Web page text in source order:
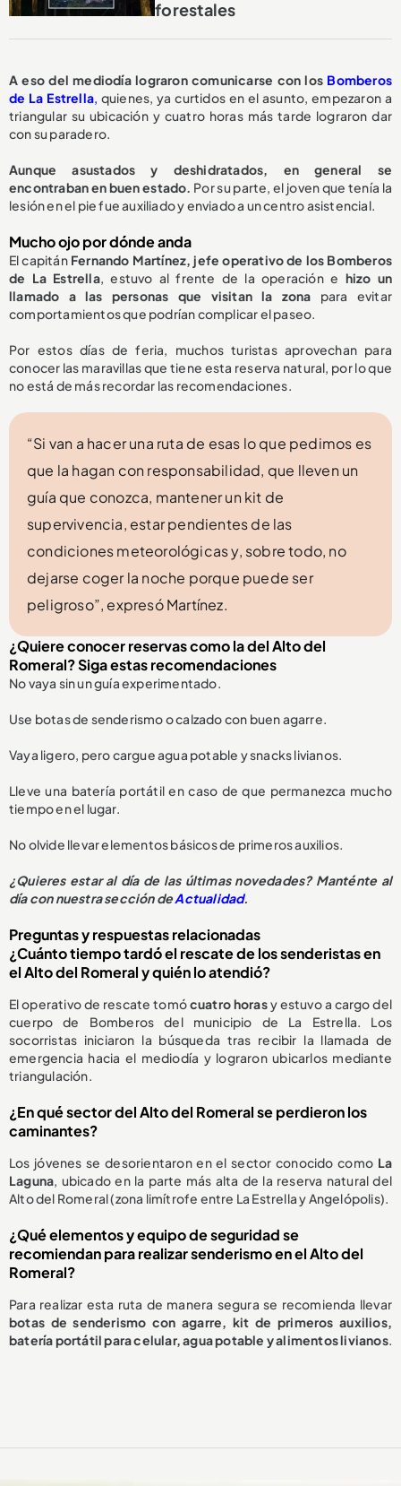
forestales
A eso del mediodía lograron comunicarse con los Bomberos
de La Estrella, quienes, ya curtidos en el asunto, empezaron a
triangular su ubicación y cuatro horas más tarde lograron dar
con su paradero.
Aunque asustados y deshidratados, en general se
encontraban en buen estado. Por su parte, el joven que tenía la
lesión en el pie fue auxiliado y enviado a un centro asistencial.
Mucho ojo por dónde anda
El capitánFernando Martínez, jefe operativo de los Bomberos
de La Estrella, estuvo al frente de la operación e hizo un
llamado a las personas que visitan la zona para evitar
comportamientos que podrían complicar el paseo.
Por estos días de feria, muchos turistas aprovechan para
conocer las maravillas que tiene esta reserva natural, por lo que
no está de más recordar las recomendaciones.
“Si van a hacer una ruta de esas lo que pedimos es
que la hagan con responsabilidad, que lleven un
guía que conozca, mantener un kit de
supervivencia, estar pendientes de las
condiciones meteorológicas y, sobre todo, no
dejarse coger la noche porque puede ser
peligroso”, expresó Martínez.
¿Quiere conocer reservas como la del Alto del
Romeral? Siga estas recomendaciones
No vaya sin un guía experimentado.
Use botas de senderismo o calzado con buen agarre.
Vaya ligero, pero cargue agua potable y snacks livianos.
Lleve una batería portátil en caso de que permanezca mucho
tiempo en el lugar.
No olvide llevar elementos básicos de primeros auxilios.
¿Quieres estar al día de las últimas novedades? Manténte al
día con nuestra sección deActualidad.
Preguntas y respuestas relacionadas
¿Cuánto tiempo tardó el rescate de los senderistas en
el Alto del Romeral y quién lo atendió?
El operativo de rescate tomócuatro horasy estuvo a cargo del
cuerpo de Bomberos del municipio de La Estrella. Los
socorristas iniciaron la búsqueda tras recibir la llamada de
emergencia hacia el mediodía y lograron ubicarlos mediante
triangulación.
¿En qué sector del Alto del Romeral se perdieron los
caminantes?
Los jóvenes se desorientaron en el sector conocido como La
Laguna , ubicado en la parte más alta de la reserva natural del
Alto del Romeral (zona limítrofe entre La Estrella y Angelópolis).
¿Qué elementos y equipo de seguridad se
recomiendan para realizar senderismo en el Alto del
Romeral?
Para realizar esta ruta de manera segura se recomienda llevar
botas de senderismo con agarre, kit de primeros auxilios,
batería portátil para celular, agua potable y alimentos livianos.